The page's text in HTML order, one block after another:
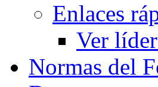
Enlaces
Ver
Normas del